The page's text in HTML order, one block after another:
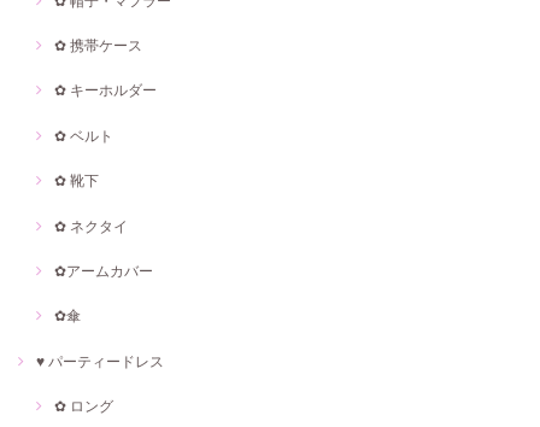
✿ 携帯ケース
✿ キーホルダー
✿ ベルト
✿ 靴下
✿ ネクタイ
✿アームカバー
✿傘
♥ パーティードレス
✿ ロング